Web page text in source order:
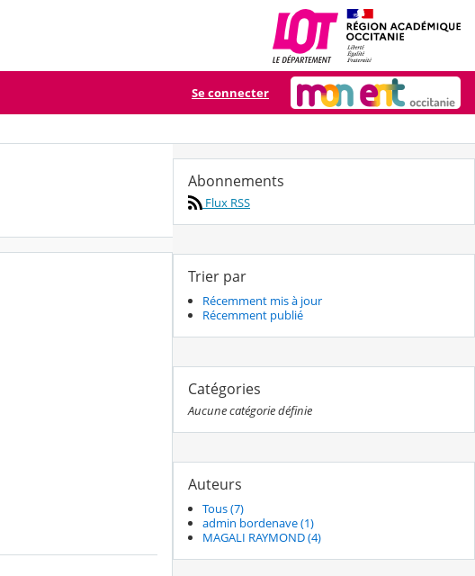
Se connecter
Abonnements
Flux RSS
Trier par
Récemment mis à jour
Récemment publié
Catégories
Aucune catégorie définie
Auteurs
Tous (7)
admin bordenave (1)
MAGALI RAYMOND (4)